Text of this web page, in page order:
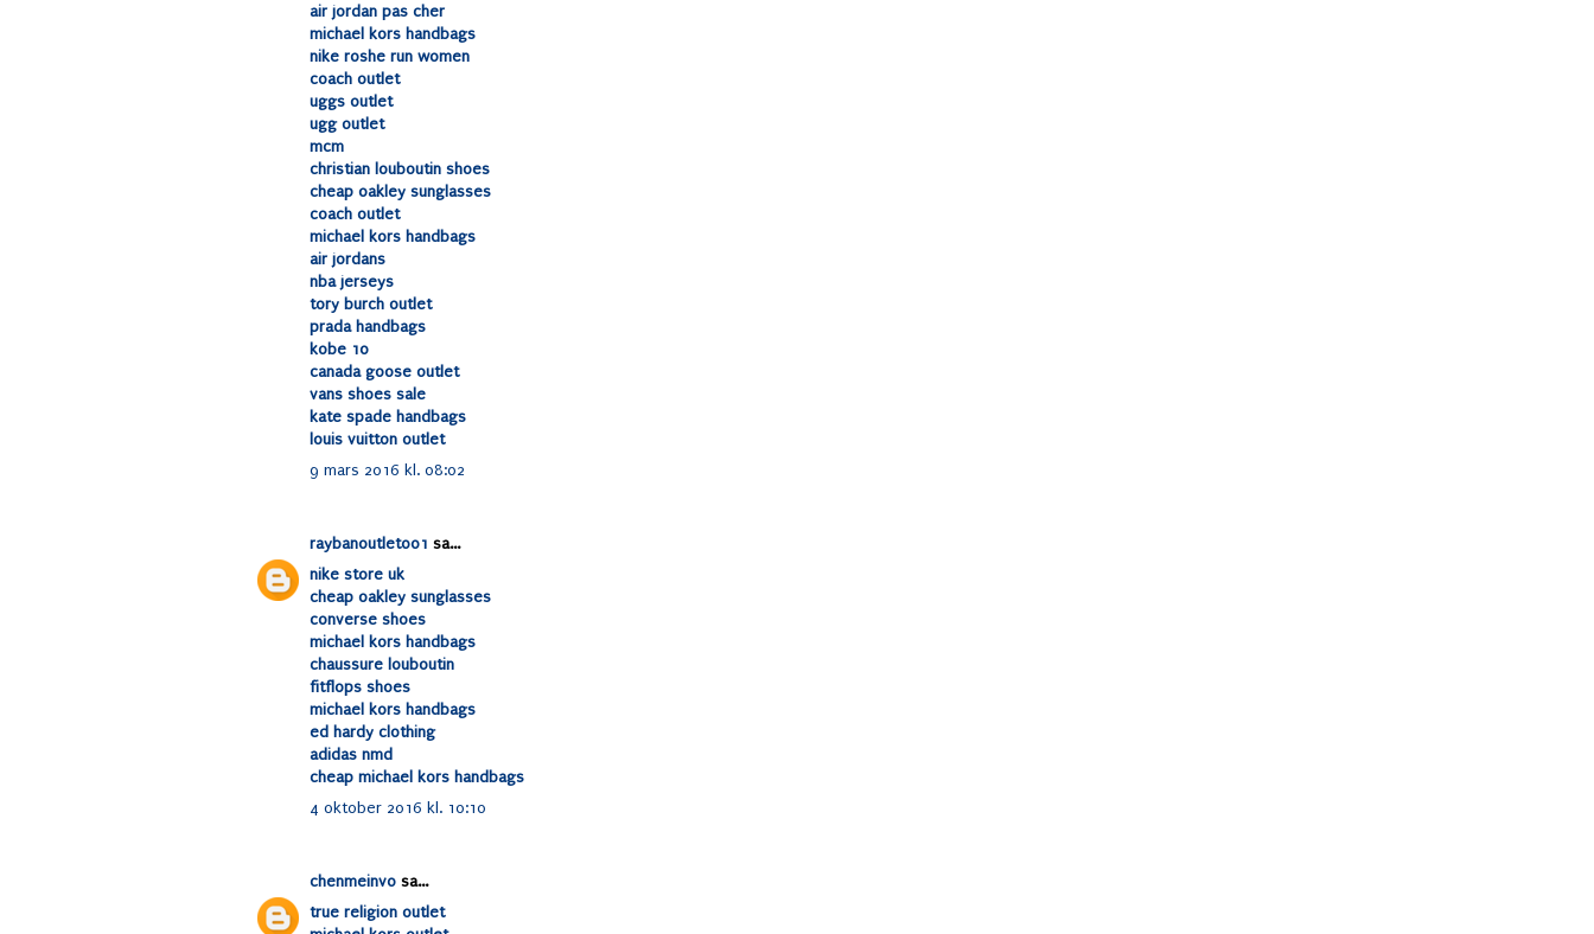
air jordan pas cher
michael kors handbags
nike roshe run women
coach outlet
uggs outlet
ugg outlet
mcm
christian louboutin shoes
cheap oakley sunglasses
coach outlet
michael kors handbags
air jordans
nba jerseys
tory burch outlet
prada handbags
kobe 10
canada goose outlet
vans shoes sale
kate spade handbags
louis vuitton outlet
9 mars 2016 kl. 08:02
raybanoutlet001 sa...
nike store uk
cheap oakley sunglasses
converse shoes
michael kors handbags
chaussure louboutin
fitflops shoes
michael kors handbags
ed hardy clothing
adidas nmd
cheap michael kors handbags
4 oktober 2016 kl. 10:10
chenmeinv0 sa...
true religion outlet